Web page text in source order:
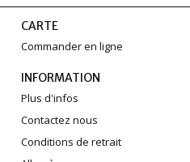
CARTE
Commander en ligne
INFORMATION
Plus d'infos
Contactez nous
Conditions de retrait